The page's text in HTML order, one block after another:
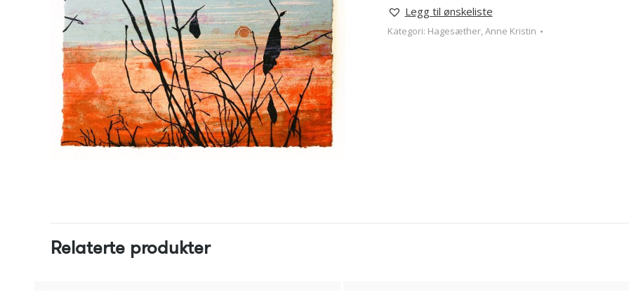
Legg til ønskeliste
Kategori: Hagesæther, Anne Kristin
Relaterte produkter